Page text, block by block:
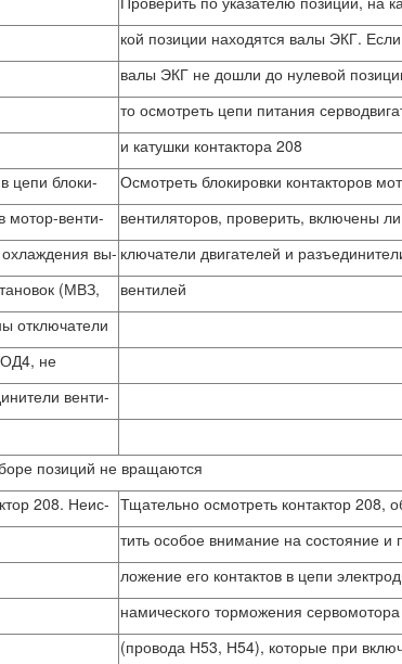
кой позиции находятся валы ЭКГ. Если
валы ЭКГ не дошли до нулевой
то осмотреть цепи питания
и катушки контактора 208
цепи блоки-
Осмотреть блокировки контакторов
мотор-венти-
вентиляторов, проверить, включены
вы- ключатели двигателей и
(МВЗ,
вентилей
отключатели
ОД4, не
венти-
позиций не вращаются
208. Неис- Тщательно осмотреть контактор 208,
тить особое внимание на состояние и
ложение его контактов в цепи
намического торможения сервомотора
(провода Н53, Н54), которые при